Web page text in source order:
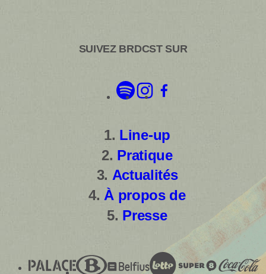
SUIVEZ BRDCST SUR
Line-up
Pratique
Actualités
À propos de
Presse